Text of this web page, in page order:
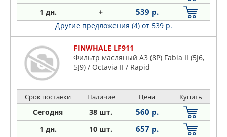
1 дн. + 539 р.
Другие предложения (4) от 539 р.
FINWHALE LF911
Фильтр масляный A3 (8P) Fabia II (5J6,
5J9) / Octavia II / Rapid
Срок поставки Наличие Цена Купить
Сегодня 38 шт. 560 р.
1 дн. 10 шт. 657 р.